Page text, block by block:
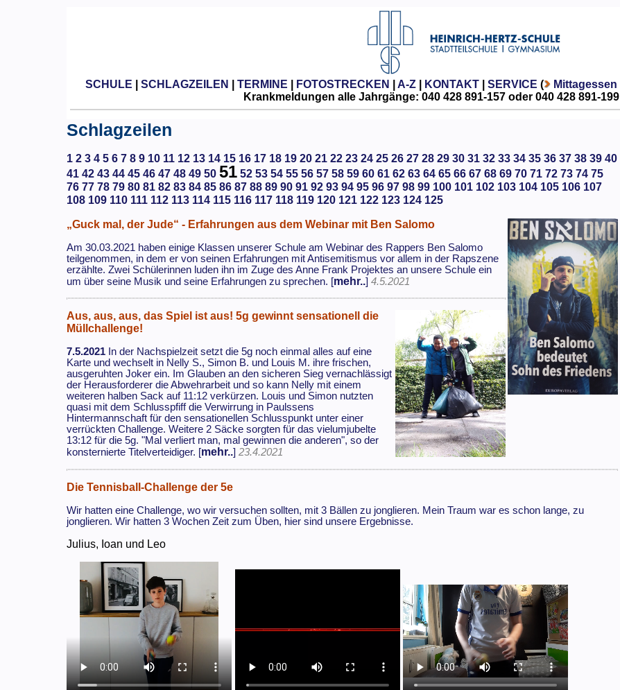
SCHULE SCHLAGZEILEN TERMINE FOTOSTRECKEN A-Z| KONTAKT| SERVICE ( Mittagessen
Krankmeldungen alle Jahrgänge: 040 428 891-157 oder 040 428 891-199
Schlagzeilen
1 2 3 4 5 6 7 8 9 10 11 12 13 14 15 16 17 18 19 20 21 22 23 24 25 26 27 28 29 30 31 32 33 34 35 36 37 38 39 40
41 42 43 44 45 46 47 48 49 50 51 52 53 54 55 56 57 58 59 60 61 62 63 64 65 66 67 68 69 70 71 72 73 74 75
76 77 78 79 80 81 82 83 84 85 86 87 88 89 90 91 92 93 94 95 96 97 98 99 100 101 102 103 104 105 106 107
108 109 110 111 112 113 114 115 116 117 118 119 120 121 122 123 124 125
„Guck mal, der Jude“ - Erfahrungen aus dem Webinar mit Ben Salomo
Am 30.03.2021 haben einige Klassen unserer Schule am Webinar des Rappers Ben Salomo
teilgenommen, in dem er von seinen Erfahrungen mit Antisemitismus vor allem in der Rapszene
erzählte. Zwei Schülerinnen luden ihn im Zuge des Anne Frank Projektes an unsere Schule ein
um über seine Musik und seine Erfahrungen zu sprechen. [mehr..]4.5.2021
Aus, aus, aus, das Spiel ist aus! 5g gewinnt sensationell die
Müllchallenge!
7.5.2021 In der Nachspielzeit setzt die 5g noch einmal alles auf eine
Karte und wechselt in Nelly S., Simon B. und Louis M. ihre frischen,
ausgeruhten Joker ein. Im Glauben an den sicheren Sieg vernachlässigt
der Herausforderer die Abwehrarbeit und so kann Nelly mit einem
weiteren halben Sack auf 11:12 verkürzen. Louis und Simon nutzten
quasi mit dem Schlusspfiff die Verwirrung in Paulssens
Hintermannschaft für den sensationellen Schlusspunkt unter einer
verrückten Challenge. Weitere 2 Säcke sorgten für das vielumjubelte
13:12 für die 5g. "Mal verliert man, mal gewinnen die anderen", so der
konsternierte Titelverteidiger. [mehr..]23.4.2021
Die Tennisball-Challenge der 5e
Wir hatten eine Challenge, wo wir versuchen sollten, mit 3 Bällen zu jonglieren. Mein Traum war es schon lange, zu
jonglieren. Wir hatten 3 Wochen Zeit zum Üben, hier sind unsere Ergebnisse.
Julius, Ioan und Leo